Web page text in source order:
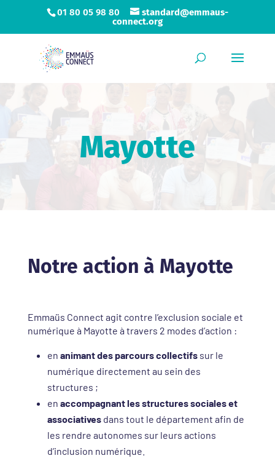
01 80 05 98 80
standard@emmaus-
connect.org
Mayotte
Notre action à Mayotte
Emmaüs Connect agit contre l’exclusion sociale et
numérique à Mayotte à travers 2 modes d’action :
en animantdes parcours collectifssur le
numérique directement au sein des
structures ;
en accompagnant les structures sociales et
associativesdans tout le département afin de
les rendre autonomes sur leurs actions
d’inclusion numérique.